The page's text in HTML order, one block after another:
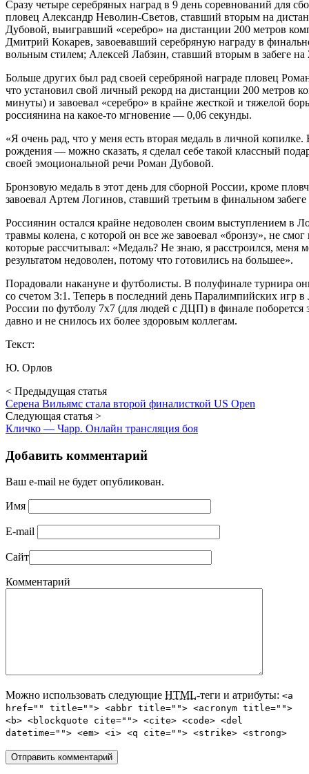
Сразу четыре серебряных наград в 9 день соревнований для
пловец Александр Неволин-Светов, ставший вторым на
Дубовой, выигравший «серебро» на дистанции 200 метров
Дмитрий Кокарев, завоевавший серебряную награду в
вольным стилем; Алексей Лабзин, ставший вторым в забеге на
Больше других был рад своей серебряной награде пловец
что установил свой личный рекорд на дистанции 200 метров
минуты) и завоевал «серебро» в крайне жесткой и тяжелой
россиянина на какое-то мгновение — 0,06 секунды.
«Я очень рад, что у меня есть вторая медаль в личной
рождения — можно сказать, я сделал себе такой классный
своей эмоциональной речи Роман Дубовой.
Бронзовую медаль в этот день для сборной России, кроме
завоевал Артем Логинов, ставший третьим в финальном
Россиянин остался крайне недоволен своим выступлением в
травмы колена, с которой он все же завоевал «бронзу», не смог
которые рассчитывал: «Медаль? Не знаю, я расстроился, меня
результатом недоволен, потому что готовились на большее».
Порадовали накануне и футболисты. В полуфинале турнира
со счетом 3:1. Теперь в последний день Паралимпийских игр в
России по футболу 7х7 (для людей с ДЦП) в финале поборется
давно и не снилось их более здоровым коллегам.
Текст:
Ю. Орлов
< Предыдущая статья
Серена Вильямс стала второй финалисткой US Open
Следующая статья >
Кличко — Чарр. Онлайн трансляция боя
Добавить комментарий
Ваш e-mail не будет опубликован.
Имя
E-mail
Сайт
Комментарий
Можно использовать следующие HTML-теги и атрибуты: <a
href="" title=""> <abbr title=""> <acronym title="">
<b> <blockquote cite=""> <cite> <code> <del
datetime=""> <em> <i> <q cite=""> <strike> <strong>